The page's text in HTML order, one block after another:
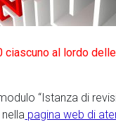
ciascuno al lordo
“Istanza di
pagina web di